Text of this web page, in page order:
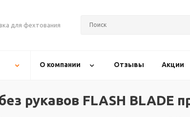
для фехтования
О компании Отзывы Акции
рукавов FLASH BLADE